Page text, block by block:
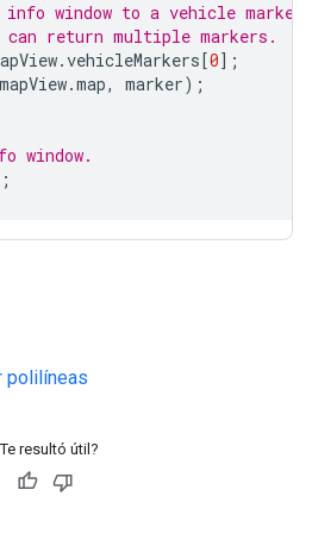
window to a vehicle marker.
return multiple markers.
.vehicleMarkers[0];
mapView.map, marker);
window.
polilíneas
resultó útil?